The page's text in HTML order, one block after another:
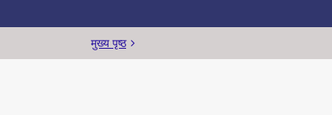
पग चिन्ह
मुख्य पृष्ठ